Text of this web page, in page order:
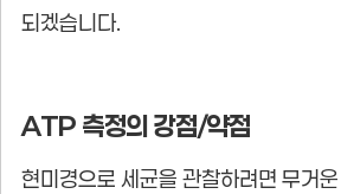
되겠습니다.
ATP 측정의 강점/약점
현미경으로 세균을 관찰하려면 무거